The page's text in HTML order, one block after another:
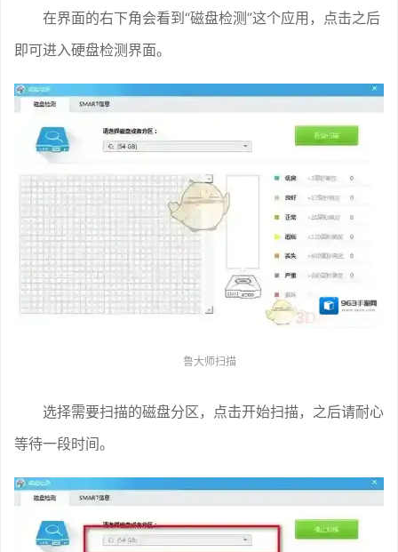
在界面的右下角会看到“磁盘检测”这个应用，点击之后
即可进入硬盘检测界面。
鲁大师扫描
选择需要扫描的磁盘分区，点击开始扫描，之后请耐心
等待一段时间。